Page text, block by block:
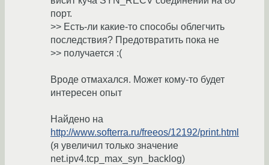
порт.
>> Есть-ли какие-то способы облегчить
последствия? Предотвратить пока не
>> получается :(
Вроде отмахался. Может кому-то будет
интересен опыт
Найдено на
http://www.softerra.ru/freeos/12192/print.html
(я увеличил только значение
net.ipv4.tcp_max_syn_backlog)